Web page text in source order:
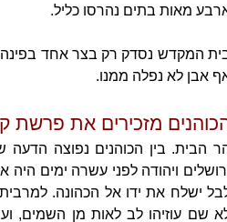
מאות בתים נהרסו כליל.
המקדש נסדק רק בצר אחד
אבן לא נפלה ממנו.
מזכירים את פרשת
הבית. בין הכוהנים נפוצה
ויהודה לפני עשרה ימים היה
ישלח את ידו אל הכהונה.
שם עוזיהו לב לאות מן השמים,